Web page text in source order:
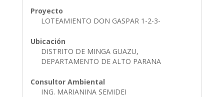
Proyecto
LOTEAMIENTO DON GASPAR 1-2-3-
Ubicación
DISTRITO DE MINGA GUAZU,
DEPARTAMENTO DE ALTO PARANA
Consultor Ambiental
ING. MARIANINA SEMIDEI